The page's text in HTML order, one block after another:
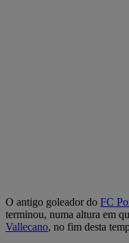
O antigo goleador do FC
terminou, numa altura em
Vallecano, no fim desta